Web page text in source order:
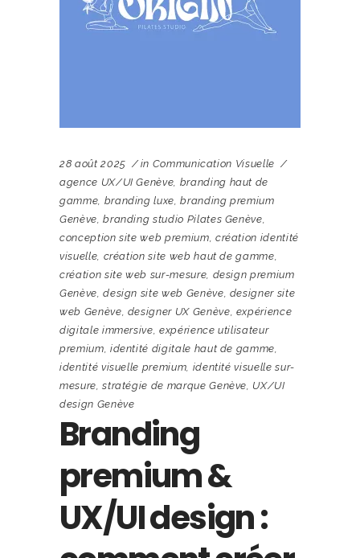
28 août 2025 in Communication Visuelle
agence UX/UI Genève, branding haut de
gamme, branding luxe,branding premium
Genève,branding studio Pilates Genève,
conception site web premium, création identité
visuelle, création site web haut de gamme,
création site web sur-mesure, design premium
Genève,design site web Genève, designer site
web Genève, designer UX Genève, expérience
digitale immersive,expérience utilisateur
premium, identité digitale haut de gamme,
identité visuelle premium, identité visuelle sur-
mesure,stratégie de marque Genève, UX/UI
design Genève
Branding
premium &
UX/UI design :